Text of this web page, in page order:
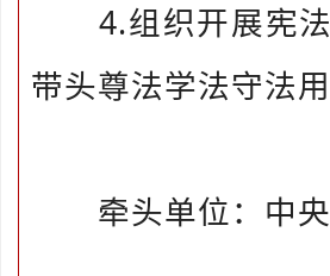
4.组织开展宪法
带头尊法学法守法用
牵头单位：中央